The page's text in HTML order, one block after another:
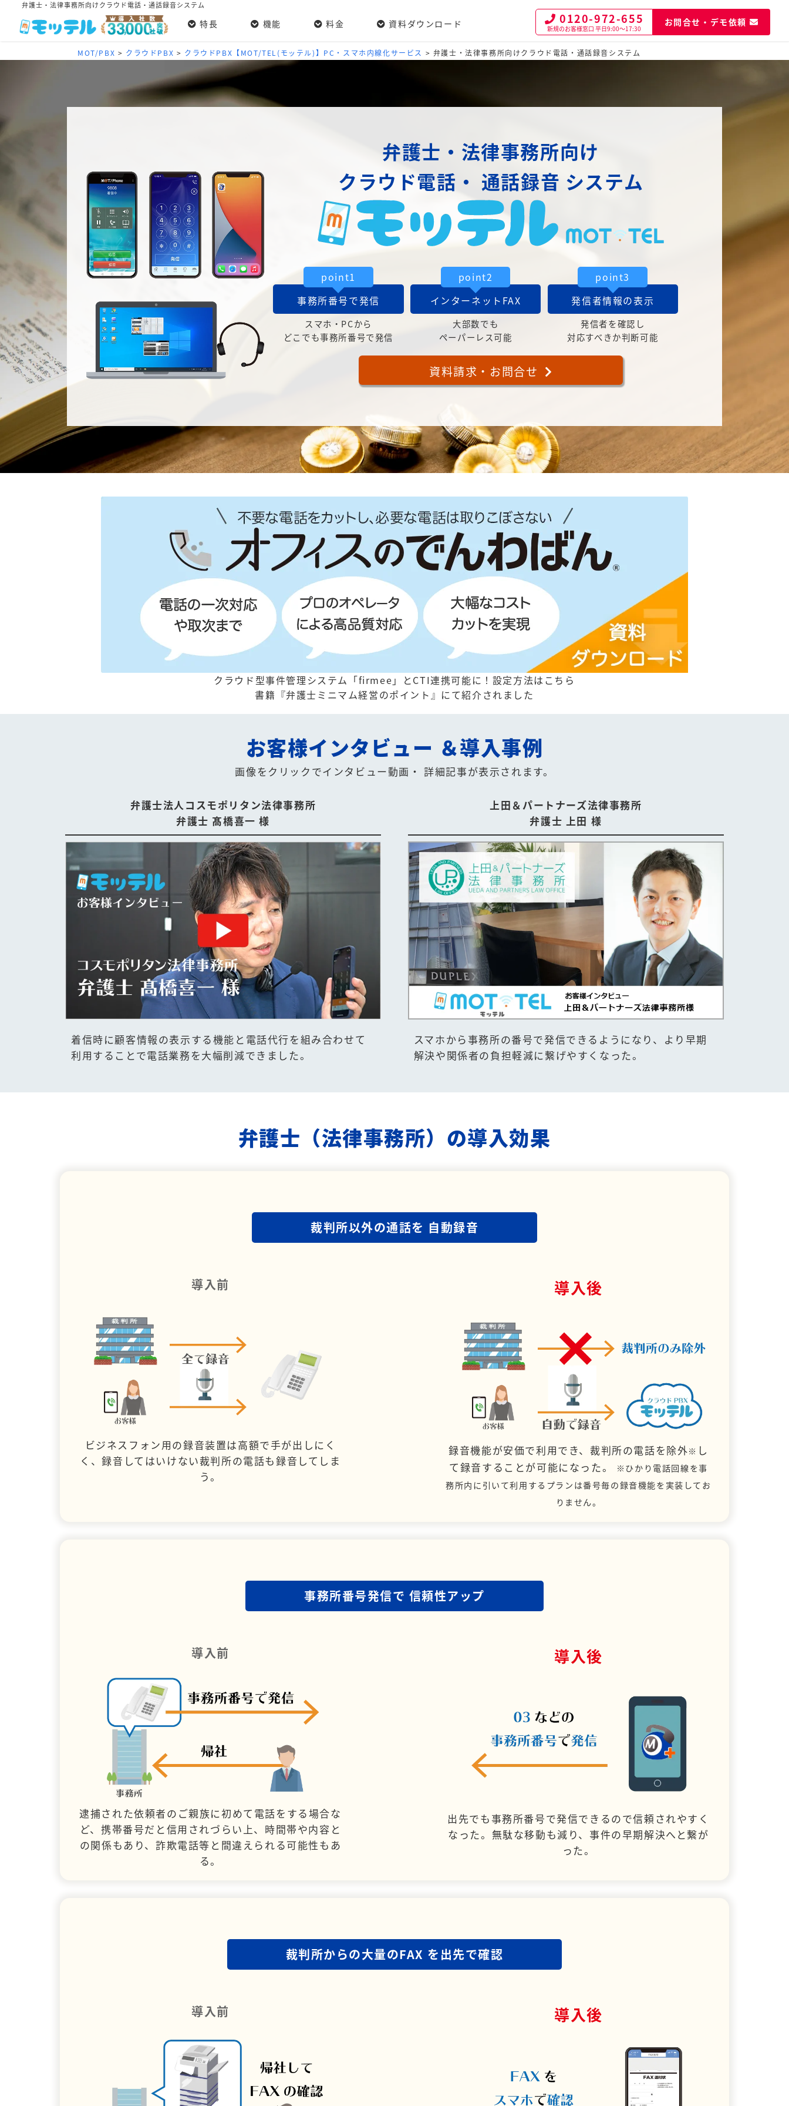
弁護士・法律事務所向けクラウド電話・通話録音システム
特長 機能 料金 資料ダウンロード 0120-972-655
新規のお客様窓口 平日9:00～17:30
お問合せ・デモ依頼
MOT/PBX > クラウドPBX > クラウドPBX【MOT/TEL(モッテル)】PC・スマホ内線化サービス > 弁護士・法律事務所向けクラウド電話・通話録音システム
弁護士・法律事務所向け
クラウド電話・ 通話録音 システム
point1
事務所番号で発信
スマホ・PCから
どこでも事務所番号で発信
point2
インターネットFAX
大部数でも
ペーパーレス可能
point3
発信者情報の表示
発信者を確認し
対応すべきか判断可能
資料請求・お問合せ
クラウド型事件管理システム「firmee」とCTI連携可能に！ 設定方法はこちら
書籍『弁護士ミニマム経営のポイント』にて紹介されました
お客様インタビュー ＆導入事例
画像をクリックでインタビュー動画・ 詳細記事が表示されます。
弁護士法人コスモポリタン法律事務所
弁護士 髙橋喜一 様
着信時に顧客情報の表示する機能と電話代行を組み合わせて
利用することで電話業務を大幅削減できました。
上田＆パートナーズ法律事務所
弁護士 上田 様
スマホから事務所の番号で発信できるようになり、より早期
解決や関係者の負担軽減に繋げやすくなった。
弁護士（法律事務所）の導入効果
裁判所以外の通話を 自動録音
導入前
ビジネスフォン用の録音装置は高額で手が出しにく
く、録音してはいけない裁判所の電話も録音してしま
う。
導入後
録音機能が安価で利用でき、裁判所の電話を除外※ し
て録音することが可能になった。
※ひかり電話回線を事
務所内に引いて利用するプランは番号毎の録音機能を実装してお
りません。
事務所番号発信で 信頼性アップ
導入前
逮捕された依頼者のご親族に初めて電話をする場合な
ど、携帯番号だと信用されづらい上、時間帯や内容と
の関係もあり、詐欺電話等と間違えられる可能性もあ
る。
導入後
出先でも事務所番号で発信できるので信頼されやすく
なった。無駄な移動も減り、事件の早期解決へと繋が
った。
裁判所からの大量のFAX を出先で確認
導入前 導入後